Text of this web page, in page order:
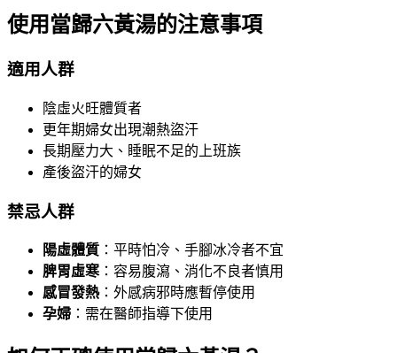
使用當歸六黃湯的注意事項
適用人群
陰虛火旺體質者
更年期婦女出現潮熱盜汗
長期壓力大、睡眠不足的上班族
產後盜汗的婦女
禁忌人群
陽虛體質 ：平時怕冷、手腳冰冷者不宜
脾胃虛寒：容易腹瀉、消化不良者慎用
感冒發熱：外感病邪時應暫停使用
孕婦 ：需在醫師指導下使用